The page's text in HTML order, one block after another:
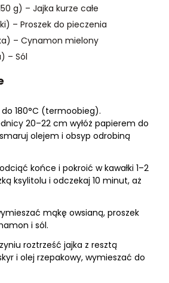
g) – Jajka kurze całe
– Proszek do pieczenia
– Cynamon mielony
– Sól
180°C (termoobieg).
20–22 cm wyłóż papierem do
olejem i obsyp odrobiną
końce i pokroić w kawałki 1–2
ksylitolu i odczekaj 10 minut, aż
mąkę owsianą, proszek
i sól.
roztrześć jajka z resztą
i olej rzepakowy, wymieszać do